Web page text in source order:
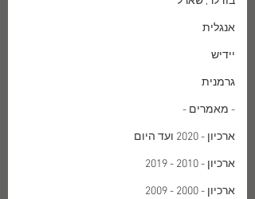
אנגלית
יידיש
גרמנית
- מאמרים -
ארכיון - 2020 ועד היום
ארכיון - 2010 - 2019
ארכיון - 2000 - 2009